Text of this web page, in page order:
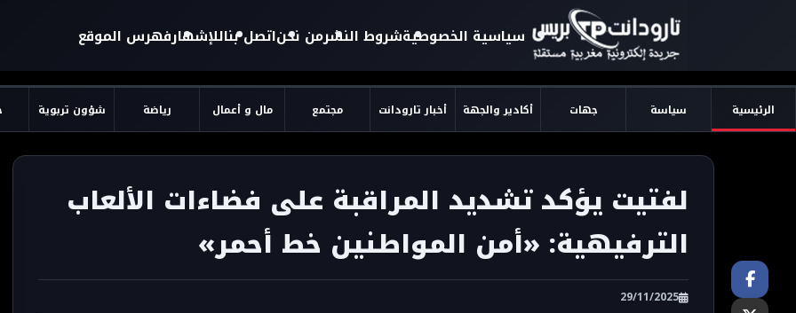
سياسية الخصوصيةشروط النشرمن نحناتصل بناللإشهارفهرس الموقع
الرئيسية سياسة جهات أكادير والجهة أخبار تارودانت مجتمع مال و أعمال رياضة شؤون تربوية
لفتيت يؤكد تشديد المراقبة على فضاءات الألعاب
الترفيهية: «أمن المواطنين خط أحمر»
29/11/2025